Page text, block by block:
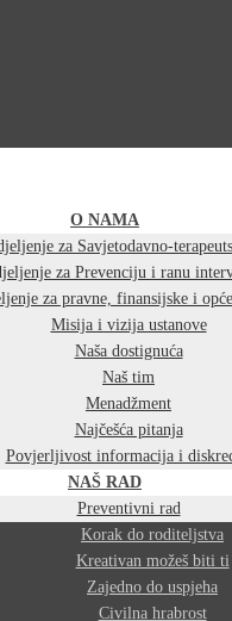
O NAMA
za Savjetodavno-
za Prevenciju i ranu
za pravne, finansijske i
Misija i vizija ustanove
Naša dostignuća
Naš tim
Menadžment
Najčešća pitanja
Povjerljivost informacija i
NAŠ RAD
Preventivni rad
Korak do roditeljstva
Kreativan možeš biti ti
Zajedno do uspjeha
Civilna hrabrost